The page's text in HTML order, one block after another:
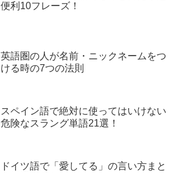
便利10フレーズ！
英語圏の人が名前・ニックネームをつ
ける時の7つの法則
スペイン語で絶対に使ってはいけない
危険なスラング単語21選！
ドイツ語で「愛してる」の言い方まと